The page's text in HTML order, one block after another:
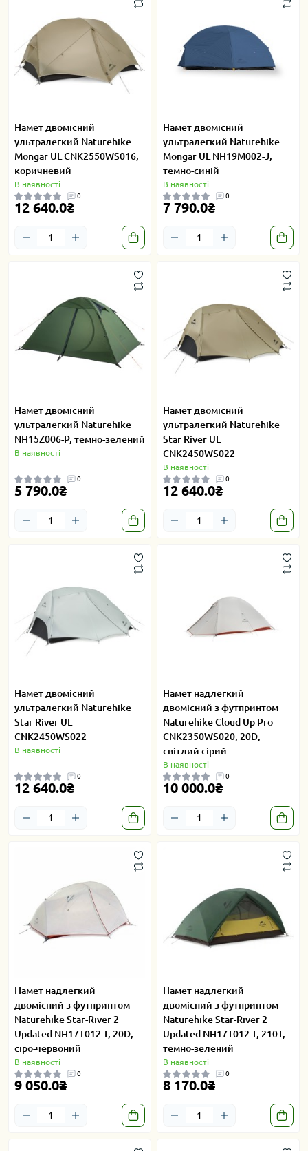
Намет двомісний
ультралегкий Naturehike
Mongar UL CNK2550WS016,
коричневий
В наявності
0
12 640.0₴
Намет двомісний
ультралегкий Naturehike
Mongar UL NH19M002-J,
темно-синій
В наявності
0
7 790.0₴
Намет двомісний
ультралегкий Naturehike
NH15Z006-P, темно-зелений
В наявності
0
5 790.0₴
Намет двомісний
ультралегкий Naturehike
Star River UL
CNK2450WS022
В наявності
0
12 640.0₴
Намет двомісний
ультралегкий Naturehike
Star River UL
CNK2450WS022
В наявності
0
12 640.0₴
Намет надлегкий
двомісний з футпринтом
Naturehike Cloud Up Pro
CNK2350WS020, 20D,
світлий сірий
В наявності
0
10 000.0₴
Намет надлегкий
двомісний з футпринтом
Naturehike Star-River 2
Updated NH17T012-T, 20D,
сіро-червоний
В наявності
0
9 050.0₴
Намет надлегкий
двомісний з футпринтом
Naturehike Star-River 2
Updated NH17T012-T, 210T,
темно-зелений
В наявності
0
8 170.0₴